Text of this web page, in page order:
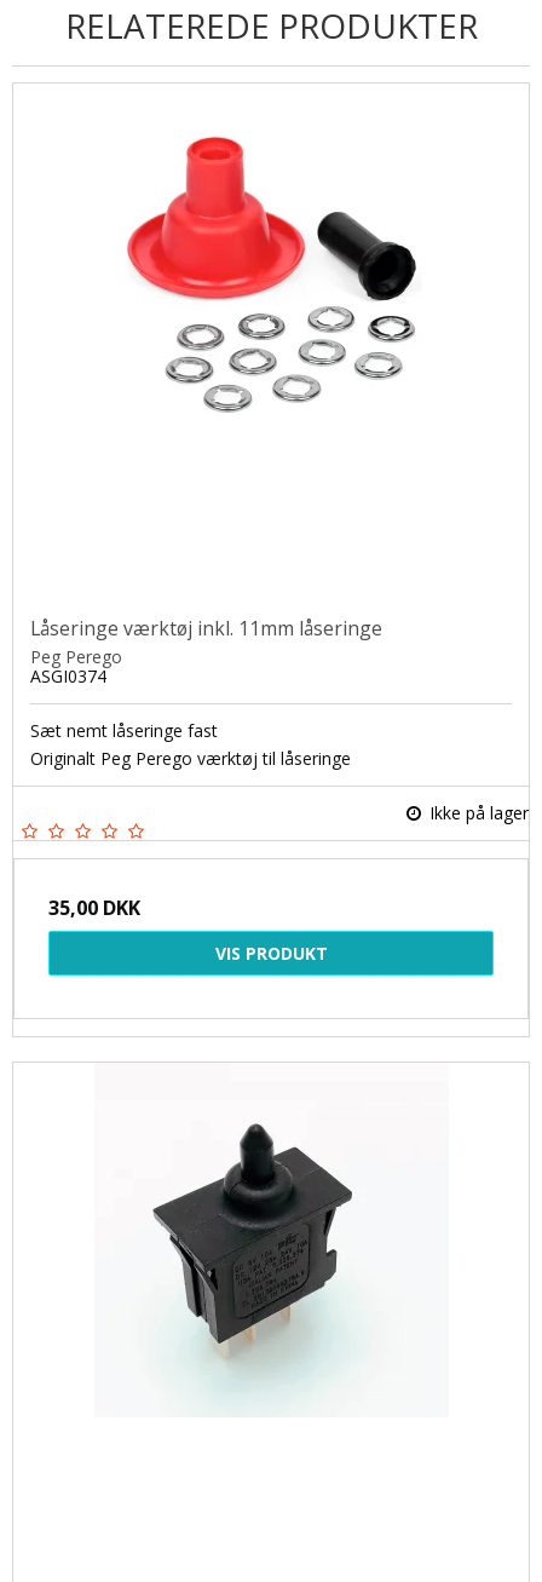
RELATEREDE PRODUKTER
Låseringe værktøj inkl. 11mm låseringe
Peg Perego
ASGI0374
Sæt nemt låseringe fast
Originalt Peg Perego værktøj til låseringe
Ikke på lager
35,00 DKK
VIS PRODUKT